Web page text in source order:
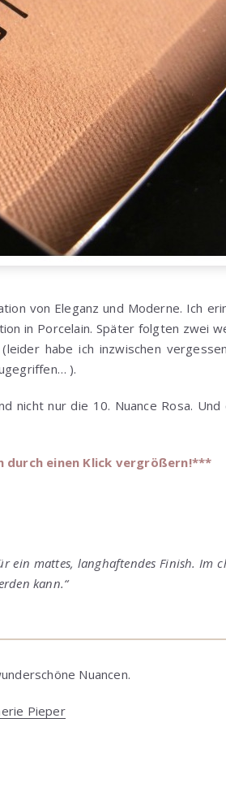
von Eleganz und Moderne. Ich
in Porcelain. Später folgten zwei
habe ich inzwischen
).
nicht nur die 10. Nuance Rosa.
durch einen Klick vergrößern!***
ein mattes, langhaftendes Finish. Im
kann.“
Nuancen.
Pieper